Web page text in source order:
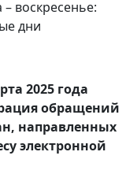
– воскресенье:
дни
2025 года
обращений
направленных
электронной